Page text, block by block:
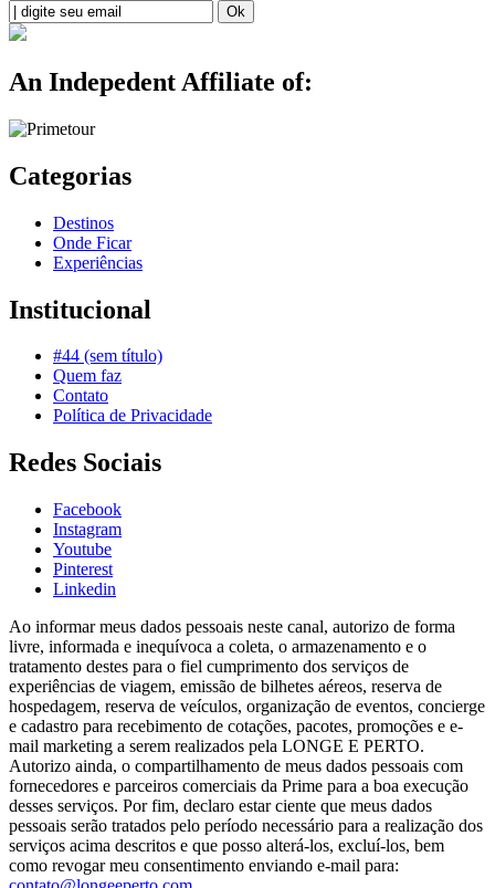
An Indepedent Affiliate of:
Categorias
Destinos
Onde Ficar
Experiências
Institucional
#44 (sem título)
Quem faz
Contato
Política de Privacidade
Redes Sociais
Facebook
Instagram
Youtube
Pinterest
Linkedin
Ao informar meus dados pessoais neste canal, autorizo de forma
livre, informada e inequívoca a coleta, o armazenamento e o
tratamento destes para o fiel cumprimento dos serviços de
experiências de viagem, emissão de bilhetes aéreos, reserva de
hospedagem, reserva de veículos, organização de eventos, concierge
e cadastro para recebimento de cotações, pacotes, promoções e e-
mail marketing a serem realizados pela LONGE E PERTO.
Autorizo ainda, o compartilhamento de meus dados pessoais com
fornecedores e parceiros comerciais da Prime para a boa execução
desses serviços. Por fim, declaro estar ciente que meus dados
pessoais serão tratados pelo período necessário para a realização dos
serviços acima descritos e que posso alterá-los, excluí-los, bem
como revogar meu consentimento enviando e-mail para: